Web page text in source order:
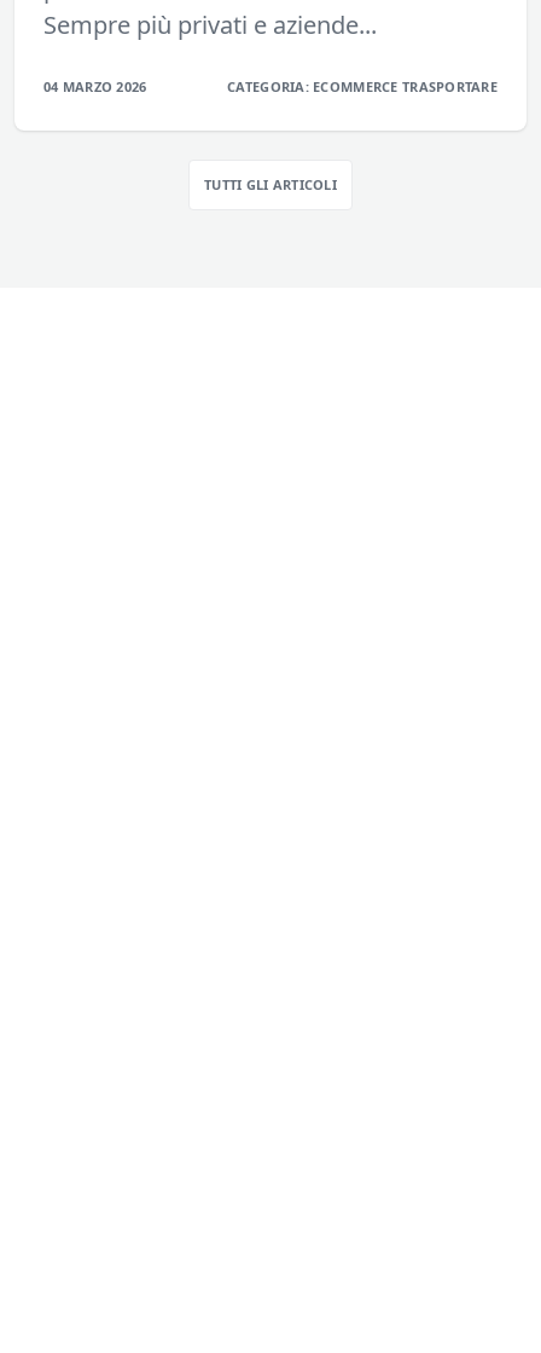
Sempre più privati e aziende...
04 MARZO 2026 CATEGORIA: ECOMMERCE TRASPORTARE
TUTTI GLI ARTICOLI